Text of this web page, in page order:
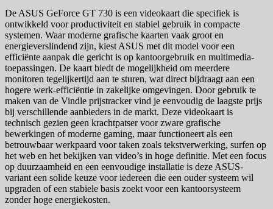
De ASUS GeForce GT 730 is een videokaart die specifiek is
ontwikkeld voor productiviteit en stabiel gebruik in compacte
systemen. Waar moderne grafische kaarten vaak groot en
energieverslindend zijn, kiest ASUS met dit model voor een
efficiënte aanpak die gericht is op kantoorgebruik en multimedia-
toepassingen. De kaart biedt de mogelijkheid om meerdere
monitoren tegelijkertijd aan te sturen, wat direct bijdraagt aan een
hogere werk-efficiëntie in zakelijke omgevingen. Door gebruik te
maken van de Vindle prijstracker vind je eenvoudig de laagste prijs
bij verschillende aanbieders in de markt. Deze videokaart is
technisch gezien geen krachtpatser voor zware grafische
bewerkingen of moderne gaming, maar functioneert als een
betrouwbaar werkpaard voor taken zoals tekstverwerking, surfen op
het web en het bekijken van video’s in hoge definitie. Met een focus
op duurzaamheid en een eenvoudige installatie is deze ASUS-
variant een solide keuze voor iedereen die een ouder systeem wil
upgraden of een stabiele basis zoekt voor een kantoorsysteem
zonder hoge energiekosten.